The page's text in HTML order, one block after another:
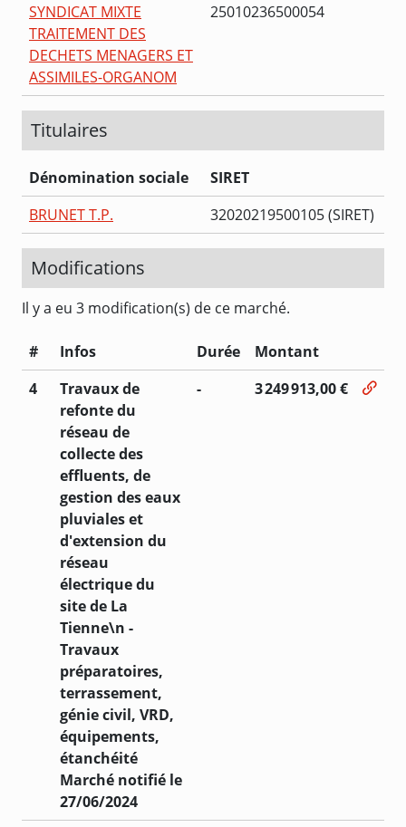
SYNDICAT MIXTE
TRAITEMENT DES
DECHETS MENAGERS ET
ASSIMILES-ORGANOM
25010236500054
Titulaires
Dénomination sociale
SIRET
BRUNET T.P.
32020219500105 (SIRET)
Modifications
Il y a eu 3 modification(s) de ce marché.
# Infos Durée
Montant
4
Travaux de
refonte du
réseau de
collecte des
effluents, de
gestion des eaux
pluviales et
d'extension du
réseau
électrique du
site de La
Tienne\n -
Travaux
préparatoires,
terrassement,
génie civil, VRD,
équipements,
étanchéité
Marché notifié le
27/06/2024
- 3 249 913,00 €